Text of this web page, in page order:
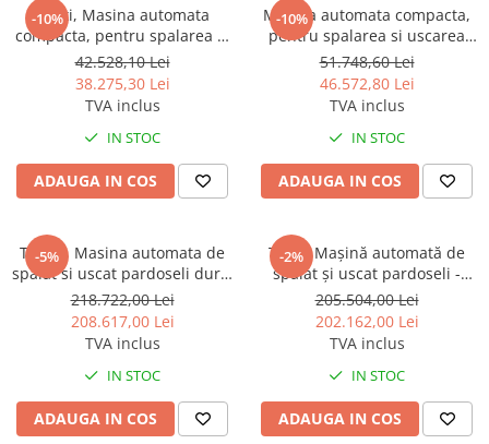
Produse ingrijire personala
Crema de corp
Sampon si gel de dus
Sapun lichid
Sapun solid
Sapun spuma
Consumabile hartie
Acoperitori toaleta
Cearceaf hartie & cearceaf hartie
Hartie igienica
Prosoape hartie pliate
Pungi igienice
Role hartie industriala
Role prosop hartie
-10%
Taski, Masina automata
compacta, pentru spalarea si
uscarea pardoselilor, Taski
Swingo 455B BMS, 900W,
capacitate 20L, suprafata de
lucru 68 cm
42.528,10 Lei
38.275,30 Lei
TVA inclus
IN STOC
ADAUGA IN COS
-10%
Masina automata compacta,
pentru spalarea si uscarea
pardoselilor - TASKI swingo
350 B BMS Lithium
51.748,60 Lei
46.572,80 Lei
TVA inclus
IN STOC
ADAUGA IN COS
-5%
TASKI , Masina automata de
spalat si uscat pardoseli dure,
cu operator la bord, TASKI
swingo 5000
218.722,00 Lei
208.617,00 Lei
TVA inclus
IN STOC
ADAUGA IN COS
-2%
TASKI Mașină automată de
spălat și uscat pardoseli -
TASKI swingo 4000, cu
operator la bord
205.504,00 Lei
202.162,00 Lei
TVA inclus
IN STOC
ADAUGA IN COS